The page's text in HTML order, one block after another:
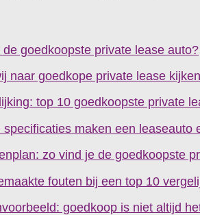
de goedkoopste private lease auto?
naar goedkope private lease kijken
top 10 goedkoopste private
specificaties maken een leaseauto
zo vind je de goedkoopste
fouten bij een top 10
goedkoop is niet altijd